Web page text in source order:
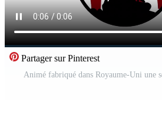
Partager sur Pinterest